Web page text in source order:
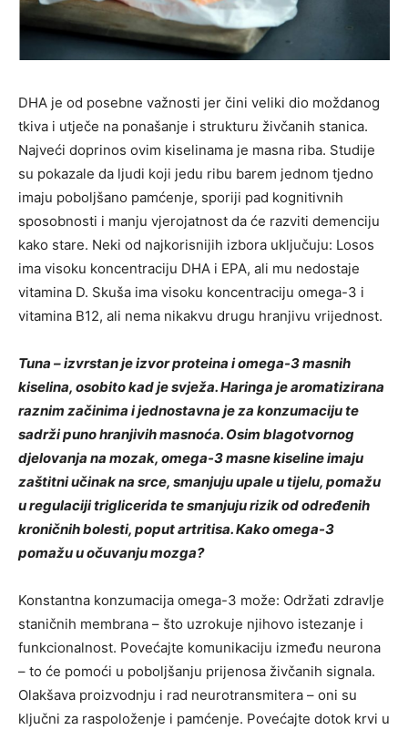
DHA je od posebne važnosti jer čini veliki dio moždanog
tkiva i utječe na ponašanje i strukturu živčanih stanica.
Najveći doprinos ovim kiselinama je masna riba. Studije
su pokazale da ljudi koji jedu ribu barem jednom tjedno
imaju poboljšano pamćenje, sporiji pad kognitivnih
sposobnosti i manju vjerojatnost da će razviti demenciju
kako stare. Neki od najkorisnijih izbora uključuju: Losos
ima visoku koncentraciju DHA i EPA, ali mu nedostaje
vitamina D. Skuša ima visoku koncentraciju omega-3 i
vitamina B12, ali nema nikakvu drugu hranjivu vrijednost.
Tuna – izvrstan je izvor proteina i omega-3 masnih
kiselina, osobito kad je svježa. Haringa je aromatizirana
raznim začinima i jednostavna je za konzumaciju te
sadrži puno hranjivih masnoća. Osim blagotvornog
djelovanja na mozak, omega-3 masne kiseline imaju
zaštitni učinak na srce, smanjuju upale u tijelu, pomažu
u regulaciji triglicerida te smanjuju rizik od određenih
kroničnih bolesti, poput artritisa. Kako omega-3
pomažu u očuvanju mozga?
Konstantna konzumacija omega-3 može: Održati zdravlje
staničnih membrana – što uzrokuje njihovo istezanje i
funkcionalnost. Povećajte komunikaciju između neurona
– to će pomoći u poboljšanju prijenosa živčanih signala.
Olakšava proizvodnju i rad neurotransmitera – oni su
ključni za raspoloženje i pamćenje. Povećajte dotok krvi u